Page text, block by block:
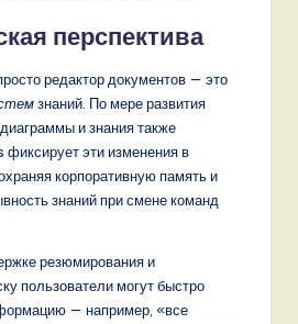
перспектива
редактор документов — это
знаний. По мере развития
и знания также
эти изменения в
корпоративную память и
знаний при смене команд
резюмирования и
пользователи могут быстро
— например, «все